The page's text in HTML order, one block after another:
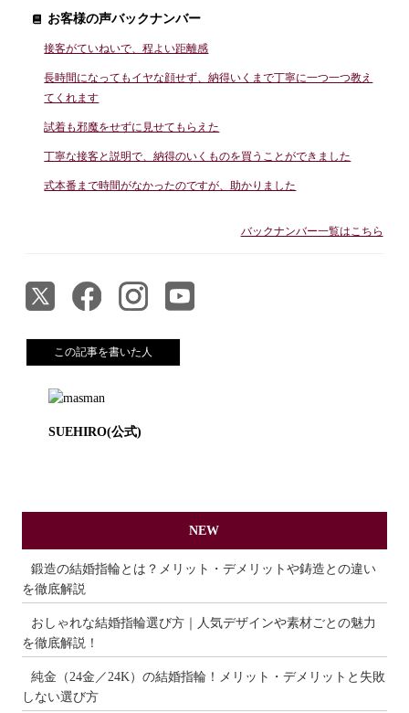
お客様の声バックナンバー
接客がていねいで、程よい距離感
長時間になってもイヤな顔せず、納得いくまで丁寧に一つ一つ教え
てくれます
試着も邪魔をせずに見せてもらえた
丁寧な接客と説明で、納得のいくものを買うことができました
式本番まで時間がなかったのですが、助かりました
バックナンバー一覧はこちら
この記事を書いた人
SUEHIRO(公式)
NEW
鍛造の結婚指輪とは？メリット・デメリットや鋳造との違い
を徹底解説
おしゃれな結婚指輪選び方｜人気デザインや素材ごとの魅力
を徹底解説！
純金（24金／24K）の結婚指輪！メリット・デメリットと失敗
しない選び方